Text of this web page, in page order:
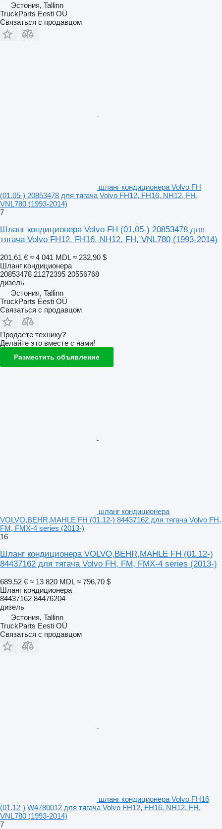
Эстония, Tallinn
TruckParts Eesti OÜ
Связаться с продавцом
шланг кондиционера Volvo FH
(01.05-) 20853478 для тягача Volvo FH12, FH16, NH12, FH,
VNL780 (1993-2014)
7
Шланг кондиционера Volvo FH (01.05-) 20853478 для
тягача Volvo FH12, FH16, NH12, FH, VNL780 (1993-2014)
201,61 € ≈ 4 041 MDL ≈ 232,90 $
Шланг кондиционера
20853478 21272395 20556768
дизель
Эстония, Tallinn
TruckParts Eesti OÜ
Связаться с продавцом
Продаете технику?
Делайте это вместе с нами!
Разместить объявление
шланг кондиционера
VOLVO,BEHR,MAHLE FH (01.12-) 84437162 для тягача Volvo FH,
FM, FMX-4 series (2013-)
16
Шланг кондиционера VOLVO,BEHR,MAHLE FH (01.12-)
84437162 для тягача Volvo FH, FM, FMX-4 series (2013-)
689,52 € ≈ 13 820 MDL ≈ 796,70 $
Шланг кондиционера
84437162 84476204
дизель
Эстония, Tallinn
TruckParts Eesti OÜ
Связаться с продавцом
шланг кондиционера Volvo FH16
(01.12-) W4780012 для тягача Volvo FH12, FH16, NH12, FH,
VNL780 (1993-2014)
7